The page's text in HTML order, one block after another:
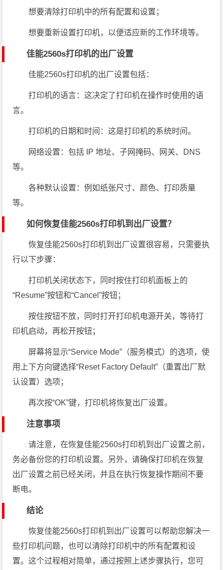
想要清除打印机中的所有配置和设置；
想要重新设置打印机，以便适应新的工作环境等。
佳能2560s打印机的出厂设置
佳能2560s打印机的出厂设置包括：
打印机的语言：这决定了打印机在操作时使用的语
言。
打印机的日期和时间：这是打印机的系统时间。
网络设置：包括 IP 地址、子网掩码、网关、DNS
等。
各种默认设置：例如纸张尺寸、颜色、打印质量
等。
如何恢复佳能2560s打印机到出厂设置？
恢复佳能2560s打印机到出厂设置很容易，只需要执
行以下步骤：
打印机关闭状态下，同时按住打印机面板上的
“Resume”按钮和“Cancel”按钮；
按住按钮不放，同时打开打印机电源开关，等待打
印机启动，再松开按钮；
屏幕将显示“Service Mode”（服务模式）的选项，使
用上下方向键选择“Reset Factory Default”（重置出厂默
认设置）选项；
再次按“OK”键，打印机将恢复出厂设置。
注意事项
请注意，在恢复佳能2560s打印机到出厂设置之前，
务必备份您的打印机设置。另外，请确保打印机在恢复
出厂设置之前已经关闭，并且在执行恢复操作期间不要
断电。
结论
恢复佳能2560s打印机到出厂设置可以帮助您解决一
些打印机问题，也可以清除打印机中的所有配置和设
置。这个过程相对简单，通过按照上述步骤执行，您可